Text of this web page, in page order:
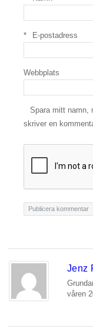
E-postadress
*
Webbplats
Spara mitt namn,
skriver en
Jenz
våren